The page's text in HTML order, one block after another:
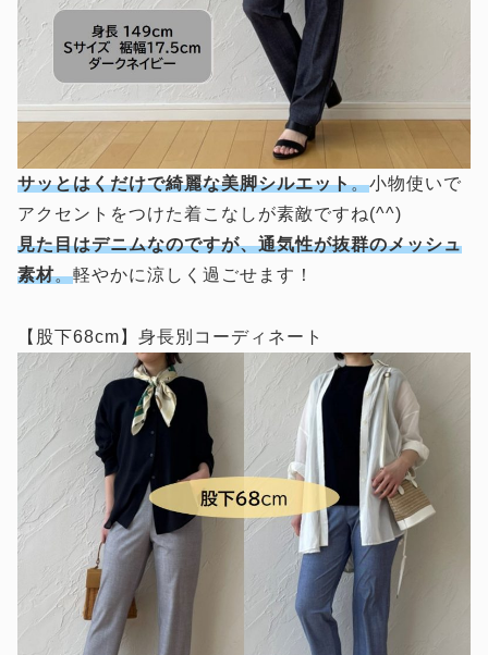
サッとはくだけで綺麗な美脚シルエット。小物使いで
アクセントをつけた着こなしが素敵ですね(^^)
見た目はデニムなのですが、通気性が抜群のメッシュ
素材。軽やかに涼しく過ごせます！
【股下68cm】身長別コーディネート